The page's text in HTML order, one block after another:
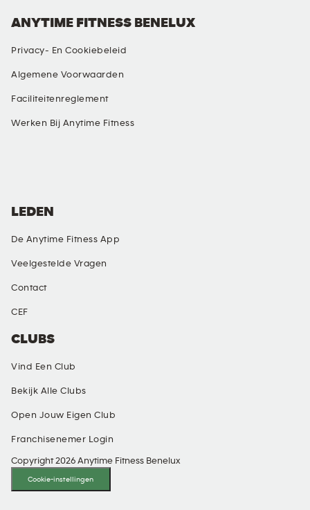
ANYTIME FITNESS BENELUX
Privacy- En Cookiebeleid
Algemene Voorwaarden
Faciliteitenreglement
Werken Bij Anytime Fitness
CLUBS
Vind Een Club
Bekijk Alle Clubs
Open Jouw Eigen Club
Franchisenemer Login
LEDEN
De Anytime Fitness App
Veelgestelde Vragen
Contact
CEF
Copyright 2026 Anytime Fitness Benelux
Cookie-instellingen